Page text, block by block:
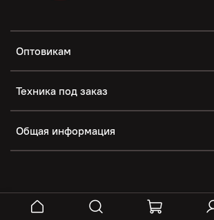
Оптовикам
Техника под заказ
Общая информация